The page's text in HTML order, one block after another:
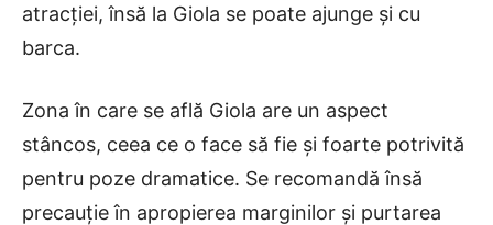
atracției, însă la Giola se poate ajunge și cu
barca.
Zona în care se află Giola are un aspect
stâncos, ceea ce o face să fie și foarte potrivită
pentru poze dramatice. Se recomandă însă
precauție în apropierea marginilor și purtarea